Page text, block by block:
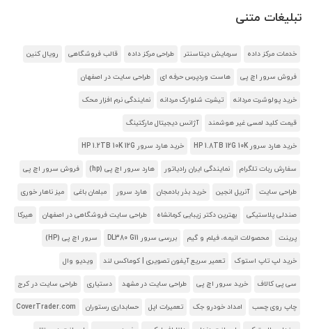
تبلیغات متنی
خدمات مرکز داده سرمایش دیتاسنتر طراحی مرکز داده قالب فروشگاهی رویال کنین
فروش سرور اچ پی هاست وردپرس حرفه ای طراحی سایت در اصفهان
خرید پولوشرت مردانه تیشرت شلوارک مردانه نمایندگی نرم افزار محک
قیمت کلید لمسی غیر هوشمند آژانس دیجیتال مارکتینگ
خرید هارد سرور HP 1.8TB 12G 10K خرید هارد سرور HP 1.2TB 10K 12G
سفارش ربات تلگرام نمایندگی ایران رادیاتور هارد سرور اچ پی (hp) فروش سرور اچ پی
طراحی سایت آنریل انجین خرید بذر بادمجان هارد سرور مبلمان باغی میز ناهار خوری
صندلی پلاستیکی بهترین دکتر زیبایی کرمانشاه طراحی سایت فروشگاهی در اصفهان هیرکا
پرینت محصولات انیمه، فیلم و گیم بررسی سرور DL380 G11 سرور اچ پی (HP)
خرید لپ تاپ استوک تعمیر سریع آیفون تصویری | کوماکس لند ویدیو وال
سی پی کالاف خرید سرور اچ پی طراحی سایت در مشهد دستیاری طراحی سایت در کرج
چاپ روی چسب امداد خودرو جک تعمیرات اپل حسابداری رستوران CoverTrader.com